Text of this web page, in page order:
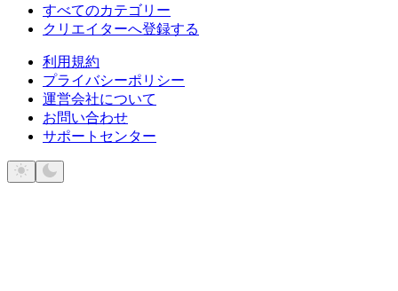
すべてのカテゴリー
クリエイターへ登録する
利用規約
プライバシーポリシー
運営会社について
お問い合わせ
サポートセンター